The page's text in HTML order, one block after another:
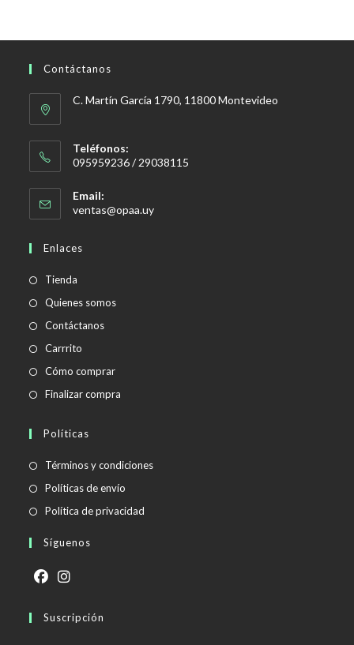
Contáctanos
C. Martín García 1790, 11800 Montevideo
Teléfonos:
095959236 / 29038115
Email:
ventas@opaa.uySe
Enlaces
Tienda
Quienes somos
Contáctanos
Carrrito
Cómo comprar
Finalizar compra
Políticas
Términos y condicionesSe
Políticas de envío
abre
Política de privacidad
Síguenos
abre abre
Suscripción